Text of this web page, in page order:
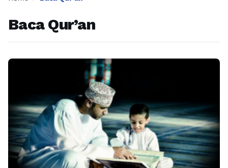
Baca Qur’an